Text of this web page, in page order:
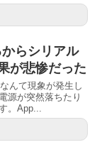
らシリアル
が悲惨だった
んて現象が発生し
源が突然落ちたり
。App...